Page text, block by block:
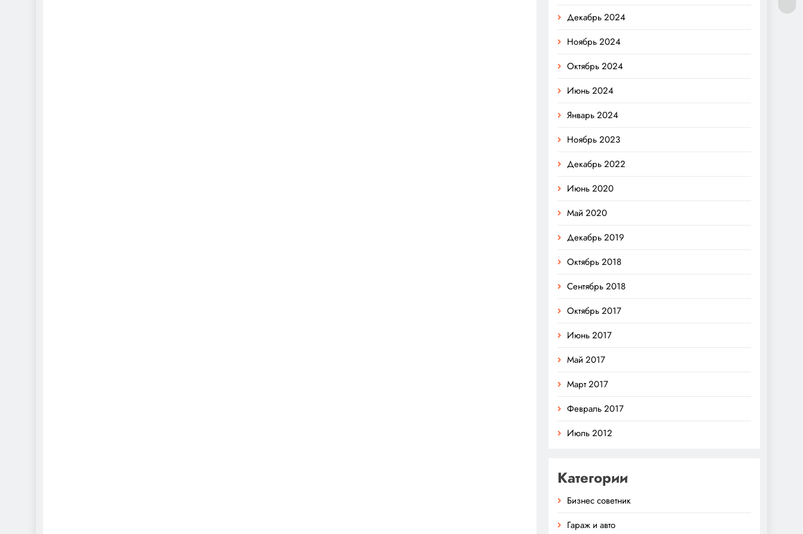
Декабрь 2024
Ноябрь 2024
Октябрь 2024
Июнь 2024
Январь 2024
Ноябрь 2023
Декабрь 2022
Июнь 2020
Май 2020
Декабрь 2019
Октябрь 2018
Сентябрь 2018
Октябрь 2017
Июнь 2017
Май 2017
Март 2017
Февраль 2017
Июль 2012
Категории
Бизнес советник
Гараж и авто